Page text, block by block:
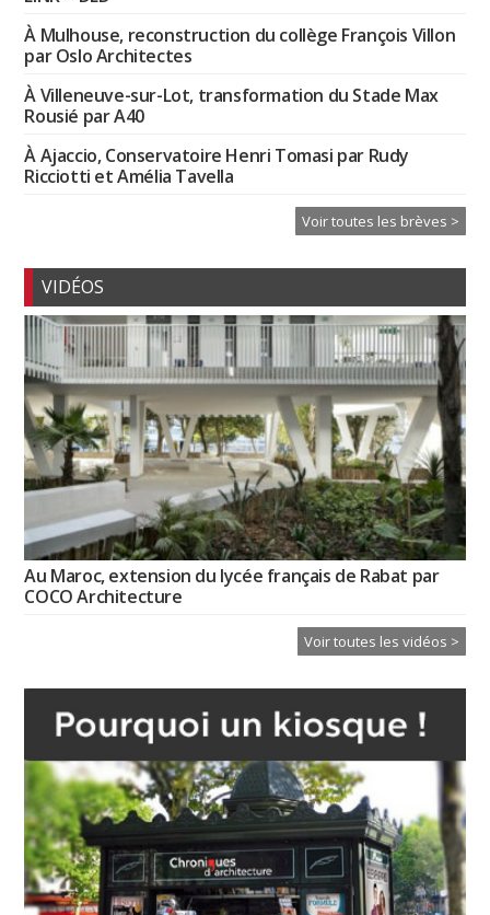
À Mulhouse, reconstruction du collège François Villon
par Oslo Architectes
À Villeneuve-sur-Lot, transformation du Stade Max
Rousié par A40
À Ajaccio, Conservatoire Henri Tomasi par Rudy
Ricciotti et Amélia Tavella
Voir toutes les brèves >
VIDÉOS
Au Maroc, extension du lycée français de Rabat par
COCO Architecture
Voir toutes les vidéos >